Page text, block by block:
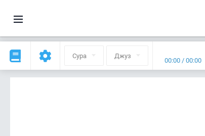
Сура Джуз 00:00 /00:00